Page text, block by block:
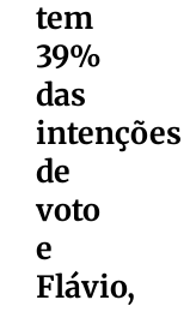
tem
39%
das
intenções
de
voto
e
Flávio,